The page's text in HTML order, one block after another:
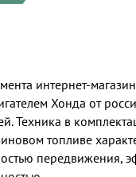
интернет-
Хонда от
Техника в
топливе
передвижения,